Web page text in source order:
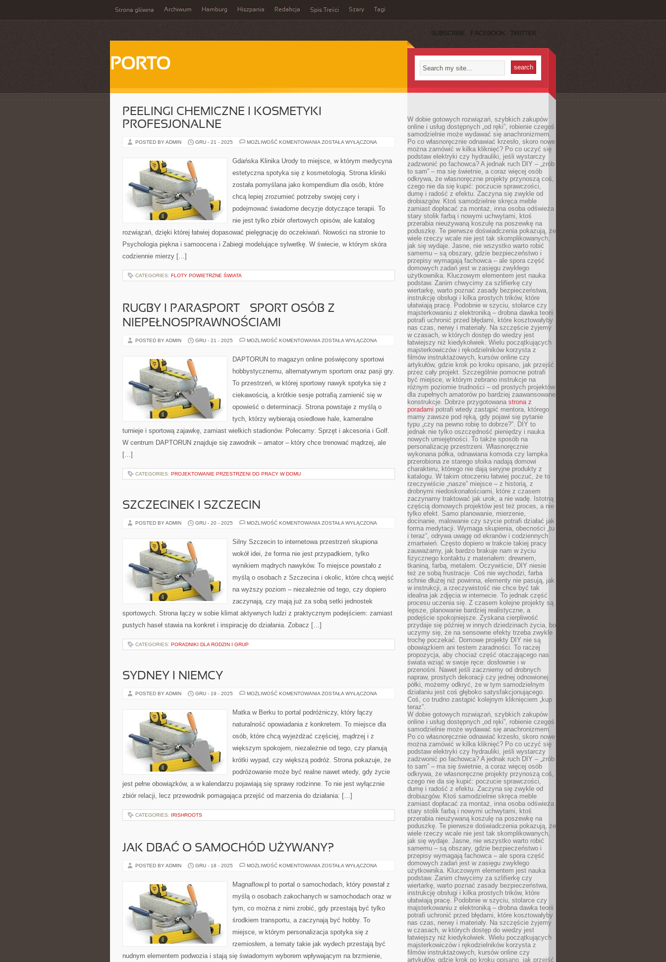
Strona główna Archiwum Hamburg Hiszpania Redakcja Spis Treści Szary Tagi
SUBSCRIBE FACEBOOK TWITTER
PORTO
PEELINGI CHEMICZNE I KOSMETYKI
PROFESJONALNE
POSTED BY ADMIN GRU - 21 - 2025 MOŻLIWOŚĆ KOMENTOWANIA PEELINGI
KOSMETYKI
PROFESJONALNE
ZOSTAŁA WYŁĄCZONA
Gdańska Klinika Urody to miejsce, w którym medycyna
estetyczna spotyka się z kosmetologią. Strona kliniki
została pomyślana jako kompendium dla osób, które
chcą lepiej zrozumieć potrzeby swojej cery i
podejmować świadome decyzje dotyczące terapii. To
nie jest tylko zbiór ofertowych opisów, ale katalog
rozwiązań, dzięki której łatwiej dopasować pielęgnację do oczekiwań. Nowości na stronie to
Psychologia piękna i samoocena i Zabiegi modelujące sylwetkę. W świecie, w którym skóra
codziennie mierzy […]
CATEGORIES: FLOTY POWIETRZNE ŚWIATA
RUGBY I PARASPORT – SPORT OSÓB Z
NIEPEŁNOSPRAWNOŚCIAMI
POSTED BY ADMIN GRU - 21 - 2025 MOŻLIWOŚĆ KOMENTOWANIA RUGBY
SPORT
Z
ZOSTAŁA WYŁĄCZONA
DAPTORUN to magazyn online poświęcony sportowi
hobbystycznemu, alternatywnym sportom oraz pasji gry.
To przestrzeń, w której sportowy nawyk spotyka się z
ciekawością, a krótkie sesje potrafią zamienić się w
opowieść o determinacji. Strona powstaje z myślą o
tych, którzy wybierają osiedlowe hale, kameralne
turnieje i sportową zajawkę, zamiast wielkich stadionów. Polecamy: Sprzęt i akcesoria i Golf.
W centrum DAPTORUN znajduje się zawodnik – amator – który chce trenować mądrzej, ale
[…]
CATEGORIES: PROJEKTOWANIE PRZESTRZENI DO PRACY W DOMU
SZCZECINEK I SZCZECIN
POSTED BY ADMIN GRU - 20 - 2025 MOŻLIWOŚĆ KOMENTOWANIA SZCZECINEK
ZOSTAŁA WYŁĄCZONA
Silny Szczecin to internetowa przestrzeń skupiona
wokół idei, że forma nie jest przypadkiem, tylko
wynikiem mądrych nawyków. To miejsce powstało z
myślą o osobach z Szczecina i okolic, które chcą wejść
na wyższy poziom – niezależnie od tego, czy dopiero
zaczynają, czy mają już za sobą setki jednostek
sportowych. Strona łączy w sobie klimat aktywnych ludzi z praktycznym podejściem: zamiast
pustych haseł stawia na konkret i inspirację do działania. Zobacz […]
CATEGORIES: PORADNIKI DLA RODZIN I GRUP
SYDNEY I NIEMCY
POSTED BY ADMIN GRU - 19 - 2025 MOŻLIWOŚĆ KOMENTOWANIA SYDNEY
ZOSTAŁA WYŁĄCZONA
Matka w Berku to portal podróżniczy, który łączy
naturalność opowiadania z konkretem. To miejsce dla
osób, które chcą wyjeżdżać częściej, mądrzej i z
większym spokojem, niezależnie od tego, czy planują
krótki wypad, czy większą podróż. Strona pokazuje, że
podróżowanie może być realne nawet wtedy, gdy życie
jest pełne obowiązków, a w kalendarzu pojawiają się sprawy rodzinne. To nie jest wyłącznie
zbiór relacji, lecz przewodnik pomagająca przejść od marzenia do działania: […]
CATEGORIES: IRISHROOTS
JAK DBAĆ O SAMOCHÓD UŻYWANY?
POSTED BY ADMIN GRU - 18 - 2025 MOŻLIWOŚĆ KOMENTOWANIA JAK
SAMOCHÓD
UŻYWANY?
ZOSTAŁA WYŁĄCZONA
Magnaflow.pl to portal o samochodach, który powstał z
myślą o osobach zakochanych w samochodach oraz w
tym, co można z nimi zrobić, gdy przestają być tylko
środkiem transportu, a zaczynają być hobby. To
miejsce, w którym personalizacja spotyka się z
rzemiosłem, a tematy takie jak wydech przestają być
nudnym elementem podwozia i stają się świadomym wyborem wpływającym na brzmienie,
W dobie gotowych rozwiązań, szybkich zakupów
online i usług dostępnych „od ręki”, robienie czegoś
samodzielnie może wydawać się anachronizmem.
Po co własnoręcznie odnawiać krzesło, skoro nowe
można zamówić w kilka kliknięć? Po co uczyć się
podstaw elektryki czy hydrauliki, jeśli wystarczy
zadzwonić po fachowca? A jednak ruch DIY – „zrób
to sam” – ma się świetnie, a coraz więcej osób
odkrywa, że własnoręczne projekty przynoszą coś,
czego nie da się kupić: poczucie sprawczości,
dumę i radość z efektu. Zaczyna się zwykle od
drobiazgów. Ktoś samodzielnie skręca meble
zamiast dopłacać za montaż, inna osoba odświeża
stary stolik farbą i nowymi uchwytami, ktoś
przerabia nieużywaną koszulę na poszewkę na
poduszkę. Te pierwsze doświadczenia pokazują, że
wiele rzeczy wcale nie jest tak skomplikowanych,
jak się wydaje. Jasne, nie wszystko warto robić
samemu – są obszary, gdzie bezpieczeństwo i
przepisy wymagają fachowca – ale spora część
domowych zadań jest w zasięgu zwykłego
użytkownika. Kluczowym elementem jest nauka
podstaw. Zanim chwycimy za szlifierkę czy
wiertarkę, warto poznać zasady bezpieczeństwa,
instrukcję obsługi i kilka prostych trików, które
ułatwiają pracę. Podobnie w szyciu, stolarce czy
majsterkowaniu z elektroniką – drobna dawka teorii
potrafi uchronić przed błędami, które kosztowałyby
nas czas, nerwy i materiały. Na szczęście żyjemy
w czasach, w których dostęp do wiedzy jest
łatwiejszy niż kiedykolwiek. Wielu początkujących
majsterkowiczów i rękodzielników korzysta z
filmów instruktażowych, kursów online czy
artykułów, gdzie krok po kroku opisano, jak przejść
przez cały projekt. Szczególnie pomocne potrafi
być miejsce, w którym zebrano instrukcje na
różnym poziomie trudności – od prostych projektów
dla zupełnych amatorów po bardziej zaawansowane
konstrukcje. Dobrze przygotowana strona z
poradami potrafi wtedy zastąpić mentora, którego
mamy zawsze pod ręką, gdy pojawi się pytanie
typu „czy na pewno robię to dobrze?”. DIY to
jednak nie tylko oszczędność pieniędzy i nauka
nowych umiejętności. To także sposób na
personalizację przestrzeni. Własnoręcznie
wykonana półka, odnawiana komoda czy lampka
przerobiona ze starego słoika nadają domowi
charakteru, którego nie dają seryjne produkty z
katalogu. W takim otoczeniu łatwiej poczuć, że to
rzeczywiście „nasze” miejsce – z historią, z
drobnymi niedoskonałościami, które z czasem
zaczynamy traktować jak urok, a nie wadę. Istotną
częścią domowych projektów jest też proces, a nie
tylko efekt. Samo planowanie, mierzenie,
docinanie, malowanie czy szycie potrafi działać jak
forma medytacji. Wymaga skupienia, obecności „tu
i teraz”, odrywa uwagę od ekranów i codziennych
zmartwień. Często dopiero w trakcie takiej pracy
zauważamy, jak bardzo brakuje nam w życiu
fizycznego kontaktu z materiałem: drewnem,
tkaniną, farbą, metalem. Oczywiście, DIY niesie
też ze sobą frustracje. Coś nie wychodzi, farba
schnie dłużej niż powinna, elementy nie pasują, jak
w instrukcji, a rzeczywistość nie chce być tak
idealna jak zdjęcia w internecie. To jednak część
procesu uczenia się. Z czasem kolejne projekty są
lepsze, planowanie bardziej realistyczne, a
podejście spokojniejsze. Zyskana cierpliwość
przydaje się później w innych dziedzinach życia, bo
uczymy się, że na sensowne efekty trzeba zwykle
trochę poczekać. Domowe projekty DIY nie są
obowiązkiem ani testem zaradności. To raczej
propozycja, aby chociaż część otaczającego nas
świata wziąć w swoje ręce: dosłownie i w
przenośni. Nawet jeśli zaczniemy od drobnych
napraw, prostych dekoracji czy jednej odnowionej
półki, możemy odkryć, że w tym samodzielnym
działaniu jest coś głęboko satysfakcjonującego.
Coś, co trudno zastąpić kolejnym kliknięciem „kup
teraz”.
W dobie gotowych rozwiązań, szybkich zakupów
online i usług dostępnych „od ręki”, robienie czegoś
samodzielnie może wydawać się anachronizmem.
Po co własnoręcznie odnawiać krzesło, skoro nowe
można zamówić w kilka kliknięć? Po co uczyć się
podstaw elektryki czy hydrauliki, jeśli wystarczy
zadzwonić po fachowca? A jednak ruch DIY – „zrób
to sam” – ma się świetnie, a coraz więcej osób
odkrywa, że własnoręczne projekty przynoszą coś,
czego nie da się kupić: poczucie sprawczości,
dumę i radość z efektu. Zaczyna się zwykle od
drobiazgów. Ktoś samodzielnie skręca meble
zamiast dopłacać za montaż, inna osoba odświeża
stary stolik farbą i nowymi uchwytami, ktoś
przerabia nieużywaną koszulę na poszewkę na
poduszkę. Te pierwsze doświadczenia pokazują, że
wiele rzeczy wcale nie jest tak skomplikowanych,
jak się wydaje. Jasne, nie wszystko warto robić
samemu – są obszary, gdzie bezpieczeństwo i
przepisy wymagają fachowca – ale spora część
domowych zadań jest w zasięgu zwykłego
użytkownika. Kluczowym elementem jest nauka
podstaw. Zanim chwycimy za szlifierkę czy
wiertarkę, warto poznać zasady bezpieczeństwa,
instrukcję obsługi i kilka prostych trików, które
ułatwiają pracę. Podobnie w szyciu, stolarce czy
majsterkowaniu z elektroniką – drobna dawka teorii
potrafi uchronić przed błędami, które kosztowałyby
nas czas, nerwy i materiały. Na szczęście żyjemy
w czasach, w których dostęp do wiedzy jest
łatwiejszy niż kiedykolwiek. Wielu początkujących
majsterkowiczów i rękodzielników korzysta z
filmów instruktażowych, kursów online czy
artykułów, gdzie krok po kroku opisano, jak przejść